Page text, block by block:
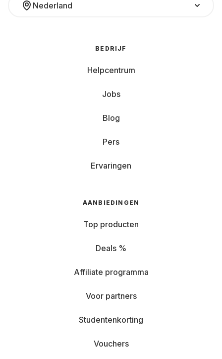
Nederland
BEDRIJF
Helpcentrum
Jobs
Blog
Pers
Ervaringen
AANBIEDINGEN
Top producten
Deals %
Affiliate programma
Voor partners
Studentenkorting
Vouchers